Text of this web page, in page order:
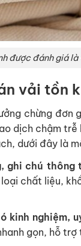
được đánh giá là
vải tồn
chừng đơn
dịch chậm
dưới đây là
ghi chú thông
chất liệu,
kinh nghiệm,
gọn, hỗ